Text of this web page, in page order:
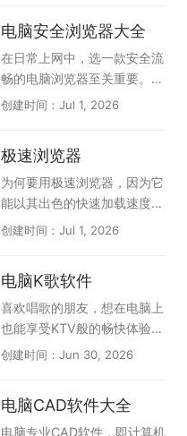
爽系统体验，这套火绒软件大
全便是非常理想的选择，强烈
推荐安装使用。
游戏资讯、游戏补丁、查游戏
数据等服务；给玩家最畅快的
体验。在这里的游戏盒子软件
应有尽有，都能满足各位的需
求；感兴趣的朋友不要犹豫
石传说》作为经典之作，策略
深度强、竞技体系成熟；《月
圆之夜》以Roguelike卡牌玩
法构建独特剧情冒险体验；
《漫威终极逆转》还原漫威英
雄角色，玩法新颖节奏明快；
《英雄杀(新)》融合历史人
录了《夜幕之下》《卡厄思梦
核竞技还是轻松冒险，都能在
这份推荐清单中找到心仪之
选。（手游电脑版可结合模拟
电脑安全浏览器大全
在日常上网中，选一款安全流
畅的电脑浏览器至关重要。天
极这份合集整理了多款热门的
器拥有恶意网址拦截和安全沙
箱技术，能有效保护上网安
全；搜狗浏览器以网页加速和
多重防护见长，双核引擎兼容
谷歌Chrome凭借沙盒隔离与
快速更新机制，提供稳定可靠
的上网环境；Microsoft Edg
e的SmartScreen筛选器可防
范网络钓鱼。此外还有火狐、
择。无论偏好国产还是国际品
牌，都能从中找到适合自己的
创建时间：Jul 1, 2026
极速浏览器
为何要用极速浏览器，因为它
能以其出色的快速加载速度和
稳定性而闻名，为用户提供了
器都能以出色的性能，帮助用
户更加便捷地完成各种互联网
操作。通常地，极速浏览器具
备智能广告屏蔽功能，能够有
环境；当然，在功能上，极速
浏览器现在也支持用户自定义
创建时间：Jul 1, 2026
电脑K歌软件
喜欢唱歌的朋友，想在电脑上
也能享受KTV般的畅快体验，
不妨试试这几款实用的电脑K
伴奏质量好，支持录音修音和
社交互动；《i歌霸》界面简
创建时间：Jun 30, 2026
电脑CAD软件大全
电脑专业CAD软件，即计算机